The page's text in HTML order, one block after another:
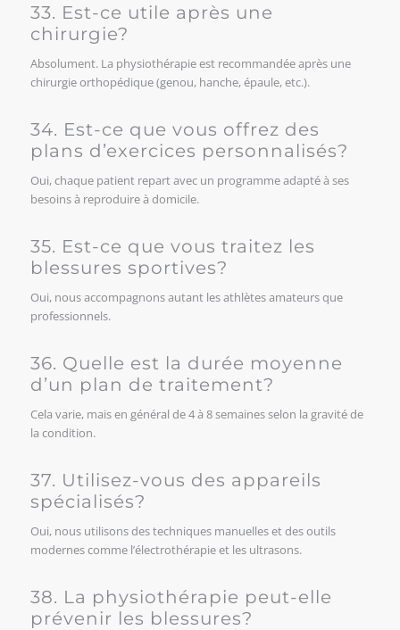
33. Est-ce utile après une
chirurgie?
Absolument. La physiothérapie est recommandée après une
chirurgie orthopédique (genou, hanche, épaule, etc.).
34. Est-ce que vous offrez des
plans d’exercices personnalisés?
Oui, chaque patient repart avec un programme adapté à ses
besoins à reproduire à domicile.
35. Est-ce que vous traitez les
blessures sportives?
Oui, nous accompagnons autant les athlètes amateurs que
professionnels.
36. Quelle est la durée moyenne
d’un plan de traitement?
Cela varie, mais en général de 4 à 8 semaines selon la gravité de
la condition.
37. Utilisez-vous des appareils
spécialisés?
Oui, nous utilisons des techniques manuelles et des outils
modernes comme l’électrothérapie et les ultrasons.
38. La physiothérapie peut-elle
prévenir les blessures?